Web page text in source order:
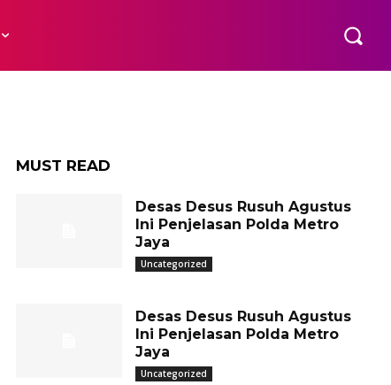
MUST READ
Desas Desus Rusuh Agustus
Ini Penjelasan Polda Metro
Jaya
Uncategorized
Desas Desus Rusuh Agustus
Ini Penjelasan Polda Metro
Jaya
Uncategorized